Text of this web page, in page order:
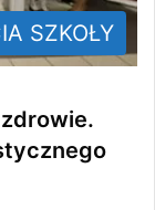
SZKOŁY